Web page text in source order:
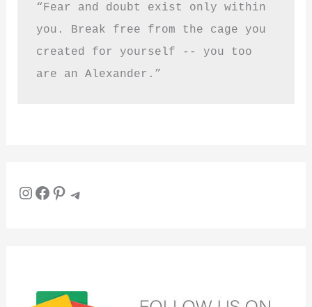
“Fear and doubt exist only within
you. Break free from the cage you
created for yourself -- you too
are an Alexander.”
InstagramFacebook Pinterest Telegram